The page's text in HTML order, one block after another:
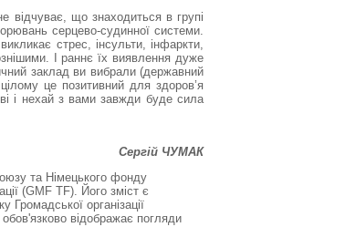
відчуває, що знаходиться в групі
серцево-судинної системи.
стрес, інсульти, інфаркти,
І раннє їх виявлення дуже
заклад ви вибрали (державний
це позитивний для здоров’я
і нехай з вами завжди буде сила
Сергій ЧУМАК
та Німецького фонду
(GMF TF). Його зміст є
Громадської організації
обов'язково відображає погляди